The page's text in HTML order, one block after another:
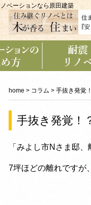
ベーションなら原田建築
ン
home > コラム > 手抜き発覚
手抜き発覚！
「みよし市Nさま邸、
7坪ほどの離れですが